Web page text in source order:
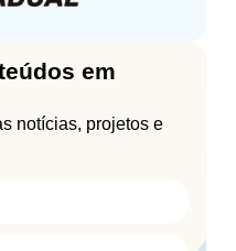
em
notícias, projetos e